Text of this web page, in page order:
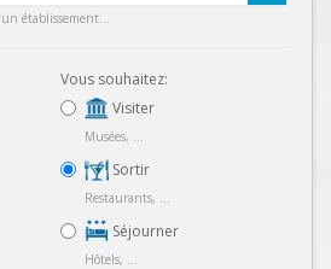
établissement...
Vous souhaitez:
Visiter
Musées, ...
Sortir
Restaurants, ...
Séjourner
Hôtels, ...